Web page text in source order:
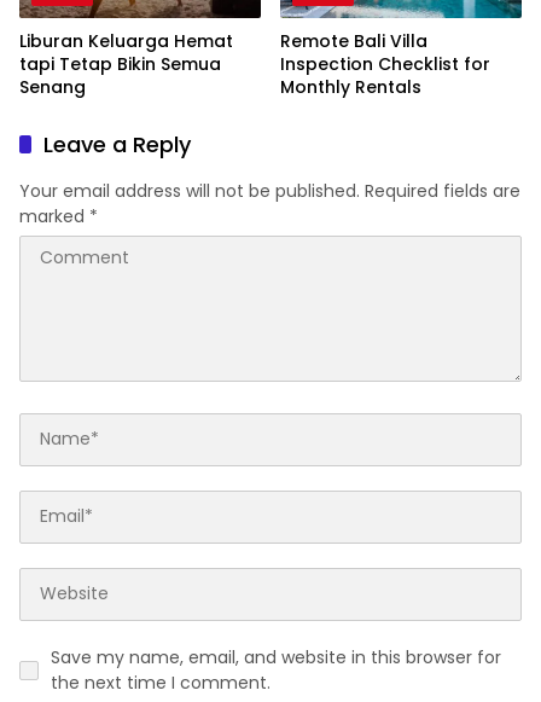
Liburan Keluarga Hemat
tapi Tetap Bikin Semua
Senang
Remote Bali Villa
Inspection Checklist for
Monthly Rentals
Leave a Reply
Your email address will not be published. Required fields are
marked *
Save my name, email, and website in this browser for
the next time I comment.